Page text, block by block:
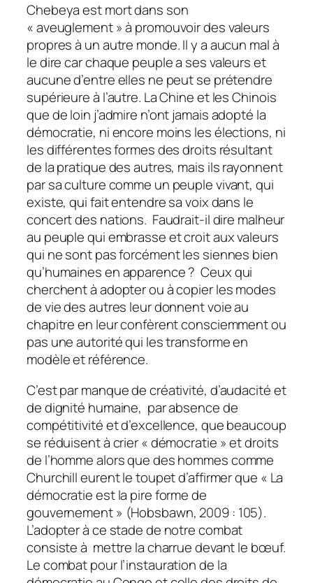
Chebeya est mort dans son
« aveuglement » à promouvoir des valeurs
propres à un autre monde. Il y a aucun mal à
le dire car chaque peuple a ses valeurs et
aucune d’entre elles ne peut se prétendre
supérieure à l’autre. La Chine et les Chinois
que de loin j’admire n’ont jamais adopté la
démocratie, ni encore moins les élections, ni
les différentes formes des droits résultant
de la pratique des autres, mais ils rayonnent
par sa culture comme un peuple vivant, qui
existe, qui fait entendre sa voix dans le
concert des nations. Faudrait-il dire malheur
au peuple qui embrasse et croit aux valeurs
qui ne sont pas forcément les siennes bien
qu’humaines en apparence ? Ceux qui
cherchent à adopter ou à copier les modes
de vie des autres leur donnent voie au
chapitre en leur confèrent consciemment ou
pas une autorité qui les transforme en
modèle et référence.
C’est par manque de créativité, d’audacité et
de dignité humaine, par absence de
compétitivité et d’excellence, que beaucoup
se réduisent à crier « démocratie » et droits
de l’homme alors que des hommes comme
Churchill eurent le toupet d’affirmer que « La
démocratie est la pire forme de
gouvernement » (Hobsbawn, 2009 : 105).
L’adopter à ce stade de notre combat
consiste à mettre la charrue devant le bœuf.
Le combat pour l’instauration de la